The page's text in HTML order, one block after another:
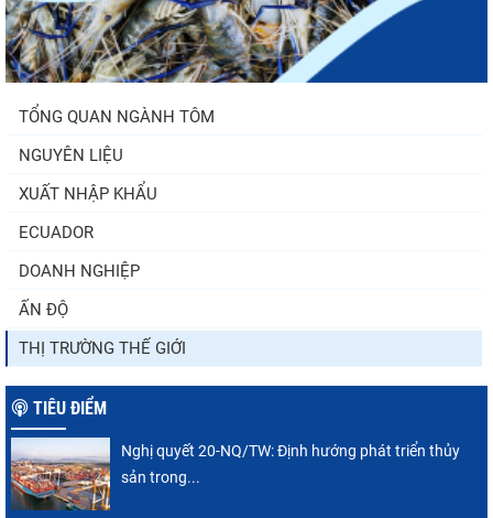
TỔNG QUAN NGÀNH TÔM
NGUYÊN LIỆU
XUẤT NHẬP KHẨU
ECUADOR
DOANH NGHIỆP
ẤN ĐỘ
THỊ TRƯỜNG THẾ GIỚI
TIÊU ĐIỂM
Nghị quyết 20-NQ/TW: Định hướng phát triển thủy
sản trong...